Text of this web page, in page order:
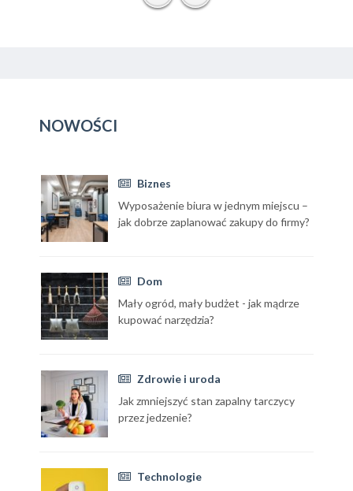
NOWOŚCI
Biznes
Wyposażenie biura w jednym miejscu –
jak dobrze zaplanować zakupy do firmy?
Dom
Mały ogród, mały budżet - jak mądrze
kupować narzędzia?
Zdrowie i uroda
Jak zmniejszyć stan zapalny tarczycy
przez jedzenie?
Technologie